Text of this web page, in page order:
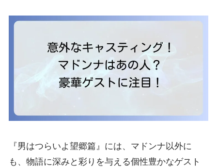
『男はつらいよ望郷篇』には、マドンナ以外に
も、物語に深みと彩りを与える個性豊かなゲスト